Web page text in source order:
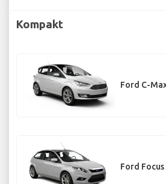
Kompakt
Ford C-
Ford Focus